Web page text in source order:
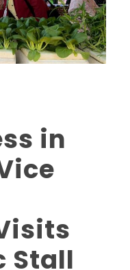
in
Stall